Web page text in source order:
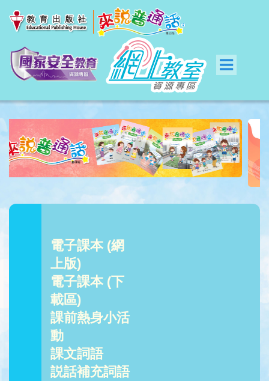
電子課本 (網
上版)
電子課本 (下
載區)
課前熱身小活
動
課文詞語
説話補充詞語